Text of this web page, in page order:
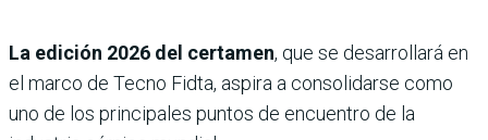
La edición 2026 del certamen, que se desarrollará en
el marco de Tecno Fidta, aspira a consolidarse como
uno de los principales puntos de encuentro de la